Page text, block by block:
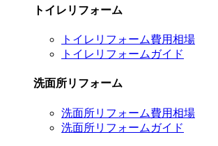
トイレリフォーム
トイレリフォーム費用相場
トイレリフォームガイド
洗面所リフォーム
洗面所リフォーム費用相場
洗面所リフォームガイド